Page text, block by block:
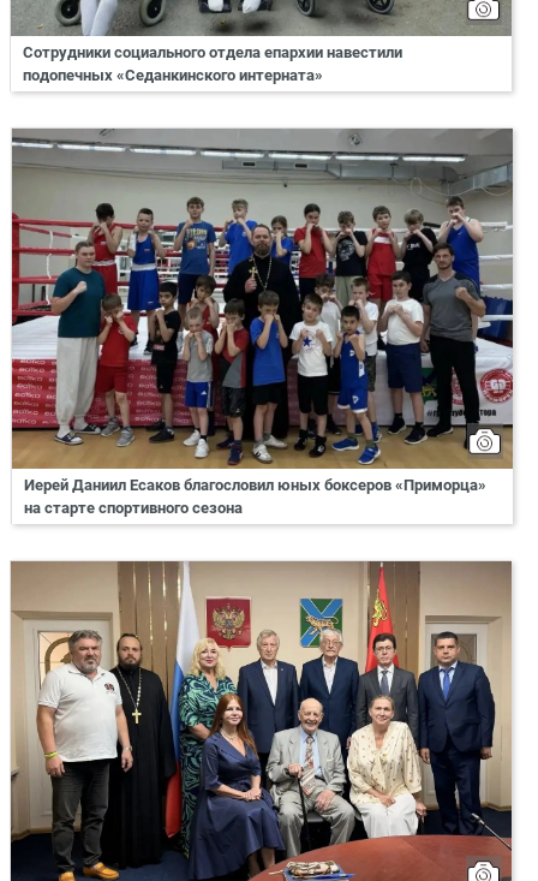
Сотрудники социального отдела епархии навестили
подопечных «Седанкинского интерната»
Иерей Даниил Есаков благословил юных боксеров «Приморца»
на старте спортивного сезона